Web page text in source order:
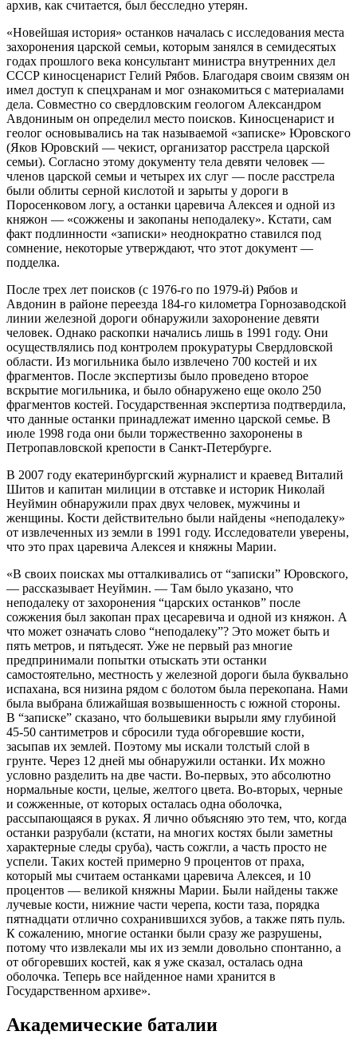
архив, как считается, был бесследно утерян.
«Новейшая история» останков началась с исследования места
захоронения царской семьи, которым занялся в семидесятых
годах прошлого века консультант министра внутренних дел
СССР киносценарист Гелий Рябов. Благодаря своим связям он
имел доступ к спецхранам и мог ознакомиться с материалами
дела. Совместно со свердловским геологом Александром
Авдониным он определил место поисков. Киносценарист и
геолог основывались на так называемой «записке» Юровского
(Яков Юровский — чекист, организатор расстрела царской
семьи). Согласно этому документу тела девяти человек —
членов царской семьи и четырех их слуг — после расстрела
были облиты серной кислотой и зарыты у дороги в
Поросенковом логу, а останки царевича Алексея и одной из
княжон — «сожжены и закопаны неподалеку». Кстати, сам
факт подлинности «записки» неоднократно ставился под
сомнение, некоторые утверждают, что этот документ —
подделка.
После трех лет поисков (с 1976-го по 1979-й) Рябов и
Авдонин в районе переезда 184-го километра Горнозаводской
линии железной дороги обнаружили захоронение девяти
человек. Однако раскопки начались лишь в 1991 году. Они
осуществлялись под контролем прокуратуры Свердловской
области. Из могильника было извлечено 700 костей и их
фрагментов. После экспертизы было проведено второе
вскрытие могильника, и было обнаружено еще около 250
фрагментов костей. Государственная экспертиза подтвердила,
что данные останки принадлежат именно царской семье. В
июле 1998 года они были торжественно захоронены в
Петропавловской крепости в Санкт-Петербурге.
В 2007 году екатеринбургский журналист и краевед Виталий
Шитов и капитан милиции в отставке и историк Николай
Неуймин обнаружили прах двух человек, мужчины и
женщины. Кости действительно были найдены «неподалеку»
от извлеченных из земли в 1991 году. Исследователи уверены,
что это прах царевича Алексея и княжны Марии.
«В своих поисках мы отталкивались от “записки” Юровского,
— рассказывает Неуймин. — Там было указано, что
неподалеку от захоронения “царских останков” после
сожжения был закопан прах цесаревича и одной из княжон. А
что может означать слово “неподалеку”? Это может быть и
пять метров, и пятьдесят. Уже не первый раз многие
предпринимали попытки отыскать эти останки
самостоятельно, местность у железной дороги была буквально
испахана, вся низина рядом с болотом была перекопана. Нами
была выбрана ближайшая возвышенность с южной стороны.
В “записке” сказано, что большевики вырыли яму глубиной
45-50 сантиметров и сбросили туда обгоревшие кости,
засыпав их землей. Поэтому мы искали толстый слой в
грунте. Через 12 дней мы обнаружили останки. Их можно
условно разделить на две части. Во-первых, это абсолютно
нормальные кости, целые, желтого цвета. Во-вторых, черные
и сожженные, от которых осталась одна оболочка,
рассыпающаяся в руках. Я лично объясняю это тем, что, когда
останки разрубали (кстати, на многих костях были заметны
характерные следы сруба), часть сожгли, а часть просто не
успели. Таких костей примерно 9 процентов от праха,
который мы считаем останками царевича Алексея, и 10
процентов — великой княжны Марии. Были найдены также
лучевые кости, нижние части черепа, кости таза, порядка
пятнадцати отлично сохранившихся зубов, а также пять пуль.
К сожалению, многие останки были сразу же разрушены,
потому что извлекали мы их из земли довольно спонтанно, а
от обгоревших костей, как я уже сказал, осталась одна
оболочка. Теперь все найденное нами хранится в
Государственном архиве».
Академические баталии